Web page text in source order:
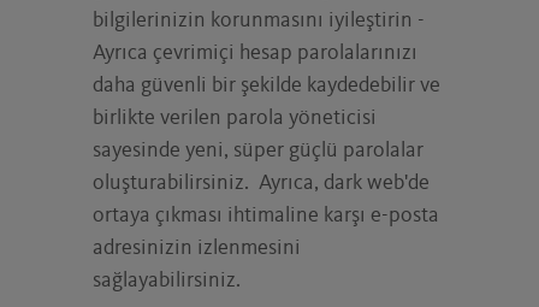
bilgilerinizin korunmasını iyileştirin -
Ayrıca çevrimiçi hesap parolalarınızı
daha güvenli bir şekilde kaydedebilir ve
birlikte verilen parola yöneticisi
sayesinde yeni, süper güçlü parolalar
oluşturabilirsiniz. Ayrıca, dark web'de
ortaya çıkması ihtimaline karşı e-posta
adresinizin izlenmesini
sağlayabilirsiniz.